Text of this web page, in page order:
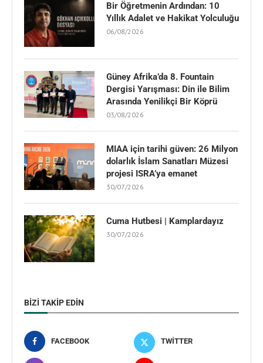
Bir Öğretmenin Ardından: 10
Yıllık Adalet ve Hakikat Yolculuğu
06/08/2026
Güney Afrika’da 8. Fountain
Dergisi Yarışması: Din ile Bilim
Arasında Yenilikçi Bir Köprü
03/08/2026
MIAA için tarihi güven: 26 Milyon
dolarlık İslam Sanatları Müzesi
projesi ISRA’ya emanet
30/07/2026
Cuma Hutbesi | Kamplardayız
30/07/2026
BIZI TAKIP EDIN
FACEBOOK TWITTER